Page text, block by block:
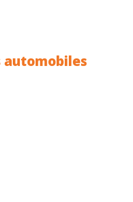
automobiles